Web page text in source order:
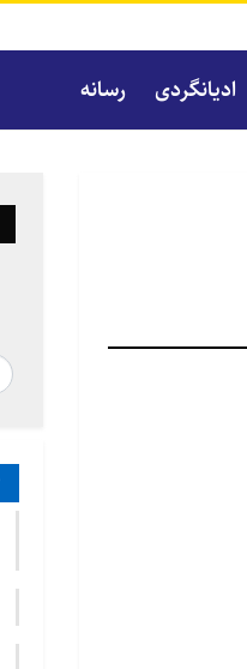
ادیانگردی رسانه